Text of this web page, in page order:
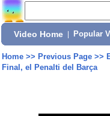
Video Home Popular
Home>> Previous Page>>
Final, el Penalti del Barça